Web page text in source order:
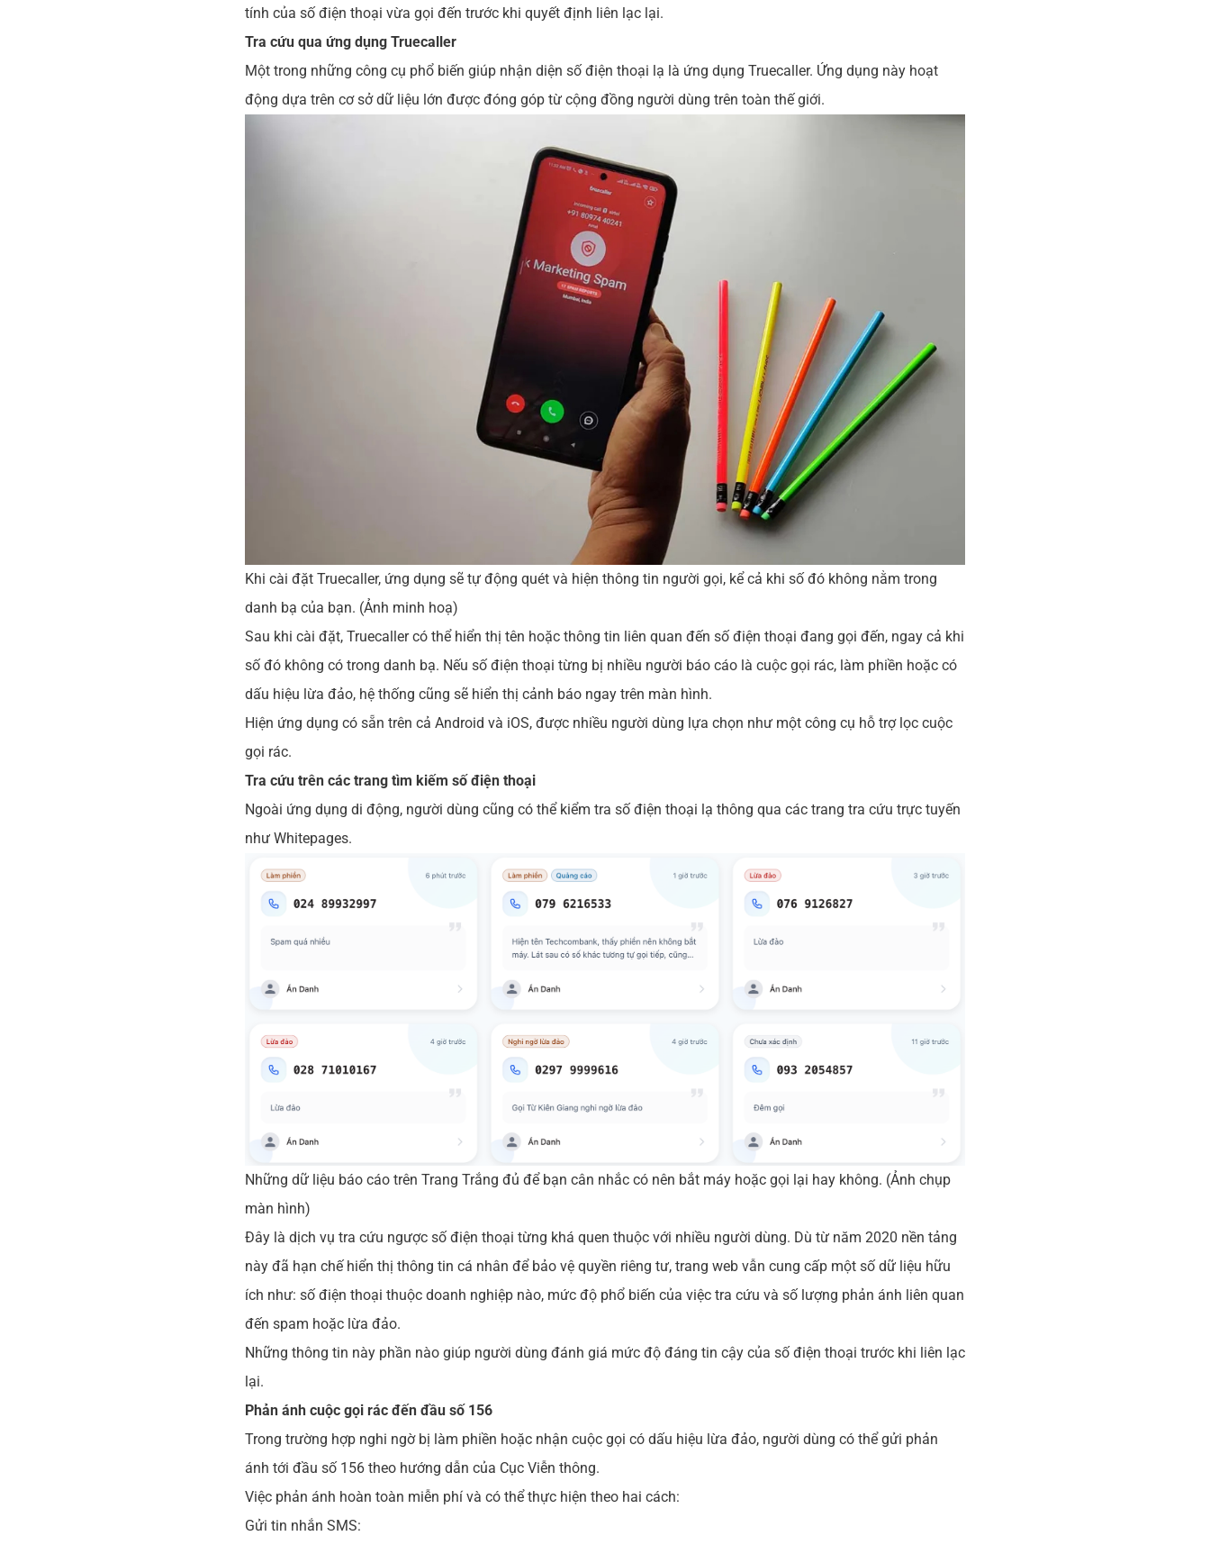
tính của số điện thoại vừa gọi đến trước khi quyết định liên lạc lại.
Tra cứu qua ứng dụng Truecaller
Một trong những công cụ phổ biến giúp nhận diện số điện thoại lạ là ứng dụng Truecaller. Ứng dụng này hoạt
động dựa trên cơ sở dữ liệu lớn được đóng góp từ cộng đồng người dùng trên toàn thế giới.
Khi cài đặt Truecaller, ứng dụng sẽ tự động quét và hiện thông tin người gọi, kể cả khi số đó không nằm trong
danh bạ của bạn. (Ảnh minh hoạ)
Sau khi cài đặt, Truecaller có thể hiển thị tên hoặc thông tin liên quan đến số điện thoại đang gọi đến, ngay cả khi
số đó không có trong danh bạ. Nếu số điện thoại từng bị nhiều người báo cáo là cuộc gọi rác, làm phiền hoặc có
dấu hiệu lừa đảo, hệ thống cũng sẽ hiển thị cảnh báo ngay trên màn hình.
Hiện ứng dụng có sẵn trên cả Android và iOS, được nhiều người dùng lựa chọn như một công cụ hỗ trợ lọc cuộc
gọi rác.
Tra cứu trên các trang tìm kiếm số điện thoại
Ngoài ứng dụng di động, người dùng cũng có thể kiểm tra số điện thoại lạ thông qua các trang tra cứu trực tuyến
như Whitepages.
Những dữ liệu báo cáo trên Trang Trắng đủ để bạn cân nhắc có nên bắt máy hoặc gọi lại hay không. (Ảnh chụp
màn hình)
Đây là dịch vụ tra cứu ngược số điện thoại từng khá quen thuộc với nhiều người dùng. Dù từ năm 2020 nền tảng
này đã hạn chế hiển thị thông tin cá nhân để bảo vệ quyền riêng tư, trang web vẫn cung cấp một số dữ liệu hữu
ích như: số điện thoại thuộc doanh nghiệp nào, mức độ phổ biến của việc tra cứu và số lượng phản ánh liên quan
đến spam hoặc lừa đảo.
Những thông tin này phần nào giúp người dùng đánh giá mức độ đáng tin cậy của số điện thoại trước khi liên lạc
lại.
Phản ánh cuộc gọi rác đến đầu số 156
Trong trường hợp nghi ngờ bị làm phiền hoặc nhận cuộc gọi có dấu hiệu lừa đảo, người dùng có thể gửi phản
ánh tới đầu số 156 theo hướng dẫn của Cục Viễn thông.
Việc phản ánh hoàn toàn miễn phí và có thể thực hiện theo hai cách:
Gửi tin nhắn SMS: